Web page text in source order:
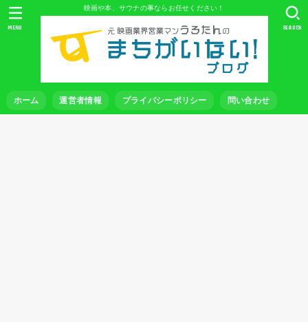
映画や本、サウナの事ならお任せください！
ホーム 運営者情報 プライバシーポリシー 問い合わせ
SEARCH
MENU